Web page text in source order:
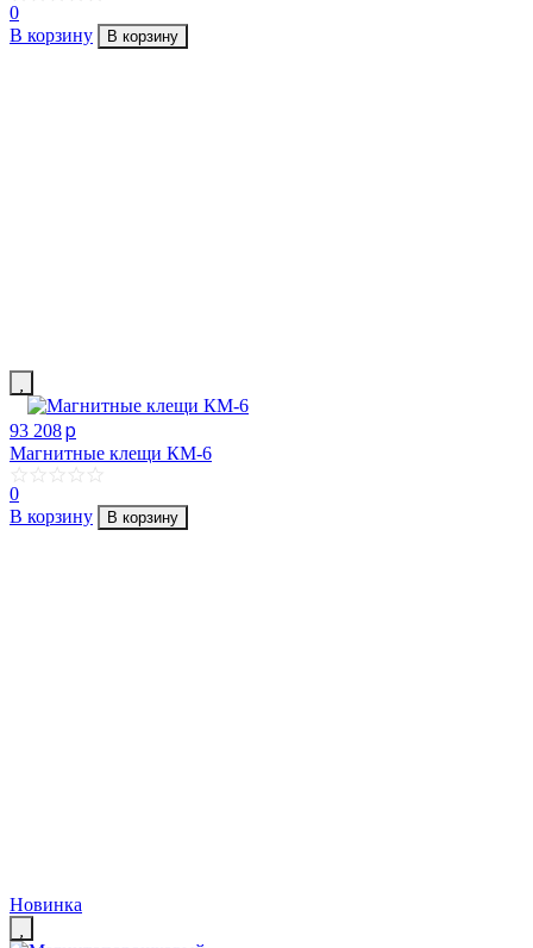
0
В корзину
В корзину
93 208p
Магнитные клещи КМ-6
0
В корзину
В корзину
Новинка